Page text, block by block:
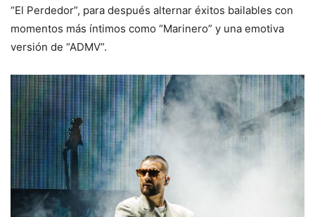
“El Perdedor”, para después alternar éxitos bailables con
momentos más íntimos como “Marinero” y una emotiva
versión de “ADMV”.